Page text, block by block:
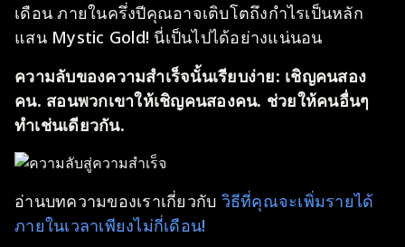
เดือน ภายในครึ่งปีคุณอาจเติบโตถึงกำไรเป็นหลัก
แสน Mystic Gold! นี่เป็นไปได้อย่างแน่นอน
ความลับของความสำเร็จนั้นเรียบง่าย: เชิญคนสอง
คน. สอนพวกเขาให้เชิญคนสองคน. ช่วยให้คนอื่นๆ
ทำเช่นเดียวกัน.
อ่านบทความของเราเกี่ยวกับ วิธีที่คุณจะเพิ่มรายได้
ภายในเวลาเพียงไม่กี่เดือน!